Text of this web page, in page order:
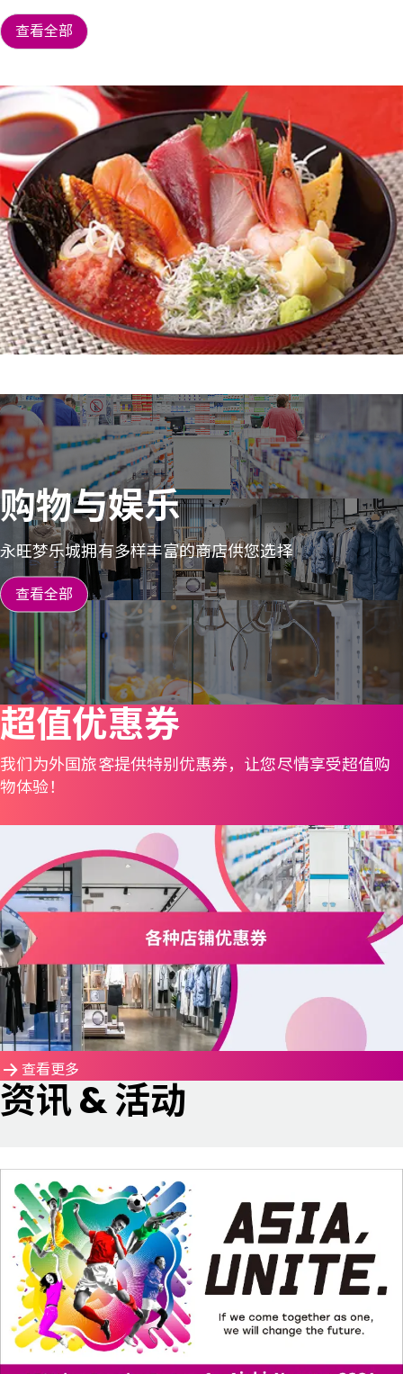
查看全部
购物与娱乐
永旺梦乐城拥有多样丰富的商店供您选择
查看全部
超值优惠券
我们为外国旅客提供特别优惠券，让您尽情享受超值购
物体验！
查看更多
资讯 & 活动